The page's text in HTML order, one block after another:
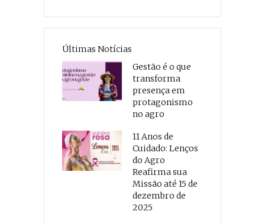
Últimas Notícias
Gestão é o que
transforma
presença em
protagonismo
no agro
11 Anos de
Cuidado: Lenços
do Agro
Reafirma sua
Missão até 15 de
dezembro de
2025